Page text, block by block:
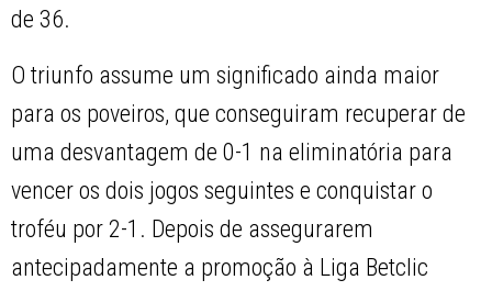
de 36.
O triunfo assume um significado ainda maior
para os poveiros, que conseguiram recuperar de
uma desvantagem de 0-1 na eliminatória para
vencer os dois jogos seguintes e conquistar o
troféu por 2-1. Depois de assegurarem
antecipadamente a promoção à Liga Betclic